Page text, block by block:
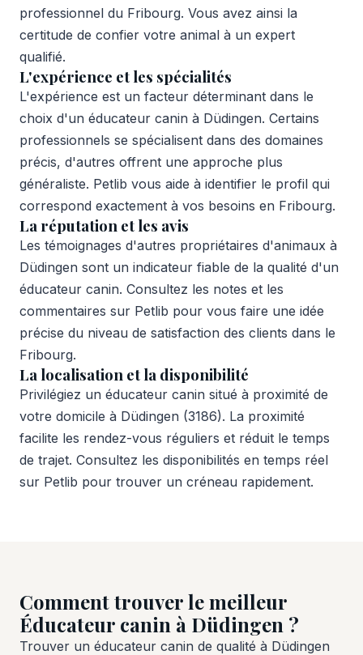
professionnel du Fribourg. Vous avez ainsi la
certitude de confier votre animal à un expert
qualifié.
L'expérience et les spécialités
L'expérience est un facteur déterminant dans le
choix d'un éducateur canin à Düdingen. Certains
professionnels se spécialisent dans des domaines
précis, d'autres offrent une approche plus
généraliste. Petlib vous aide à identifier le profil qui
correspond exactement à vos besoins en Fribourg.
La réputation et les avis
Les témoignages d'autres propriétaires d'animaux à
Düdingen sont un indicateur fiable de la qualité d'un
éducateur canin. Consultez les notes et les
commentaires sur Petlib pour vous faire une idée
précise du niveau de satisfaction des clients dans le
Fribourg.
La localisation et la disponibilité
Privilégiez un éducateur canin situé à proximité de
votre domicile à Düdingen (3186). La proximité
facilite les rendez-vous réguliers et réduit le temps
de trajet. Consultez les disponibilités en temps réel
sur Petlib pour trouver un créneau rapidement.
Comment trouver le meilleur
Éducateur canin à Düdingen ?
Trouver un éducateur canin de qualité à Düdingen